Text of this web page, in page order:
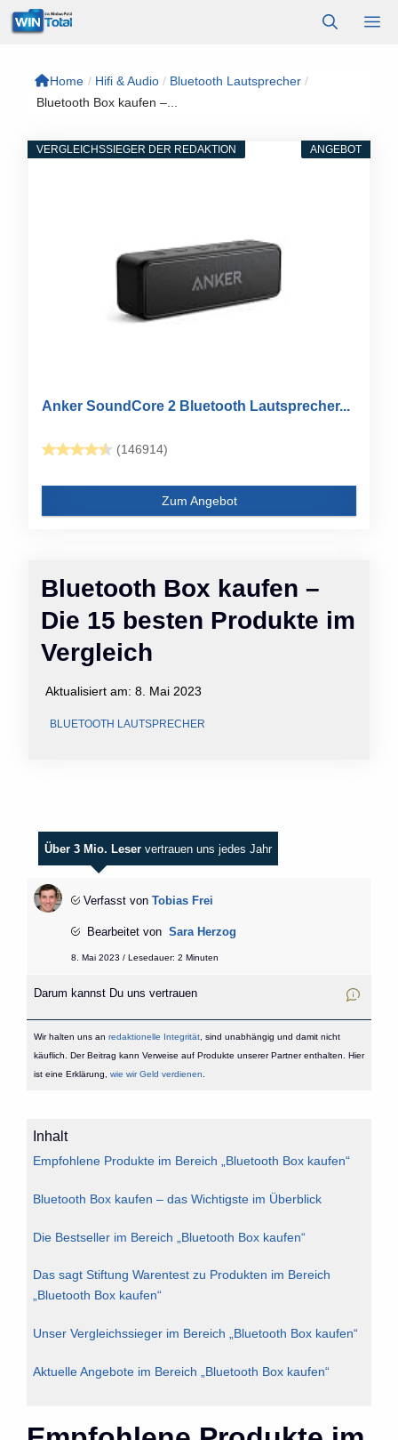
Zum
Inhalt
Home / Hifi & Audio / Bluetooth Lautsprecher /
Bluetooth Box kaufen –...
Bluetooth Box kaufen –
Die 15 besten Produkte im
Vergleich
Aktualisiert am: 8. Mai 2023
BLUETOOTH LAUTSPRECHER
ANGEBOT
VERGLEICHSSIEGER DER REDAKTION
Anker SoundCore 2 Bluetooth Lautsprecher...
(146914)
Zum Angebot
Über 3 Mio. Leser vertrauen uns jedes Jahr
Verfasst von Tobias Frei
Bearbeitet von Sara Herzog
8. Mai 2023 / Lesedauer: 2 Minuten
Darum kannst Du uns vertrauen
Wir halten uns an redaktionelle Integrität, sind unabhängig und damit nicht
käuflich. Der Beitrag kann Verweise auf Produkte unserer Partner enthalten. Hier
ist eine Erklärung, wie wir Geld verdienen
Inhalt
Empfohlene Produkte im Bereich „Bluetooth Box kaufen“
Bluetooth Box kaufen – das Wichtigste im Überblick
Die Bestseller im Bereich „Bluetooth Box kaufen“
Das sagt Stiftung Warentest zu Produkten im Bereich
„Bluetooth Box kaufen“
Unser Vergleichssieger im Bereich „Bluetooth Box kaufen“
Aktuelle Angebote im Bereich „Bluetooth Box kaufen“